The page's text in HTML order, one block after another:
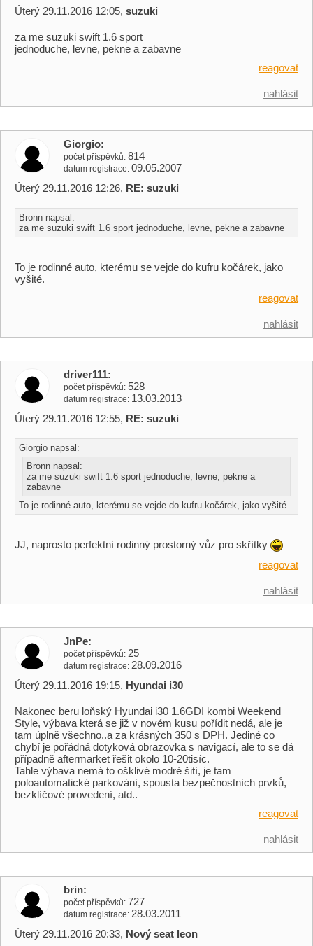
Úterý 29.11.2016 12:05, suzuki
za me suzuki swift 1.6 sport
jednoduche, levne, pekne a zabavne
reagovat
nahlásit
Giorgio
počet příspěvků 814
datum registrace 09.05.2007
Úterý 29.11.2016 12:26, RE: suzuki
Bronn napsal:
za me suzuki swift 1.6 sport jednoduche, levne, pekne a zabavne
To je rodinné auto, kterému se vejde do kufru kočárek, jako
vyšité.
reagovat
nahlásit
driver111
počet příspěvků 528
datum registrace 13.03.2013
Úterý 29.11.2016 12:55, RE: suzuki
Giorgio napsal:
Bronn napsal:
za me suzuki swift 1.6 sport jednoduche, levne, pekne a
zabavne
To je rodinné auto, kterému se vejde do kufru kočárek, jako vyšité.
JJ, naprosto perfektní rodinný prostorný vůz pro skřítky
reagovat
nahlásit
JnPe
počet příspěvků 25
datum registrace 28.09.2016
Úterý 29.11.2016 19:15, Hyundai i30
Nakonec beru loňský Hyundai i30 1.6GDI kombi Weekend
Style, výbava která se již v novém kusu pořídit nedá, ale je
tam úplně všechno..a za krásných 350 s DPH. Jediné co
chybí je pořádná dotyková obrazovka s navigací, ale to se dá
případně aftermarket řešit okolo 10-20tisíc.
Tahle výbava nemá to ošklivé modré šití, je tam
poloautomatické parkování, spousta bezpečnostních prvků,
bezklíčové provedení, atd..
reagovat
nahlásit
brin
počet příspěvků 727
datum registrace 28.03.2011
Úterý 29.11.2016 20:33, Nový seat leon